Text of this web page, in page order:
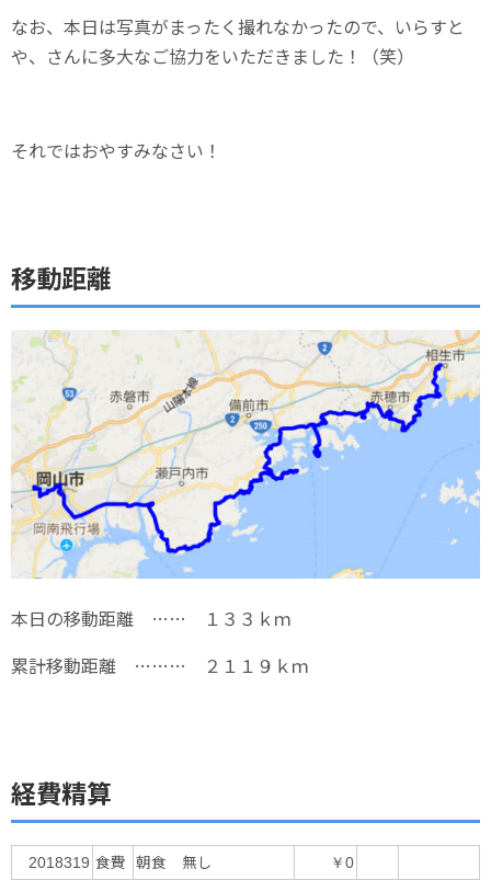
なお、本日は写真がまったく撮れなかったので、いらすと
や、さんに多大なご協力をいただきました！（笑）
それではおやすみなさい！
移動距離
本日の移動距離 …… １３３ｋｍ
累計移動距離 ……… ２１１９ｋｍ
経費精算
2018319 食費 朝食 無し ￥0